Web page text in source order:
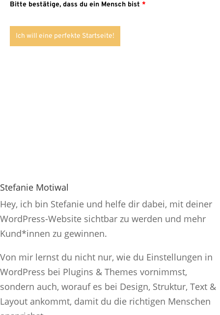
Bitte bestätige, dass du ein Mensch bist *
Ich will eine perfekte Startseite!
Stefanie Motiwal
Hey, ich bin Stefanie und helfe dir dabei, mit deiner
WordPress-Website sichtbar zu werden und mehr
Kund*innen zu gewinnen.
Von mir lernst du nicht nur, wie du Einstellungen in
WordPress bei Plugins & Themes vornimmst,
sondern auch, worauf es bei Design, Struktur, Text &
Layout ankommt, damit du die richtigen Menschen